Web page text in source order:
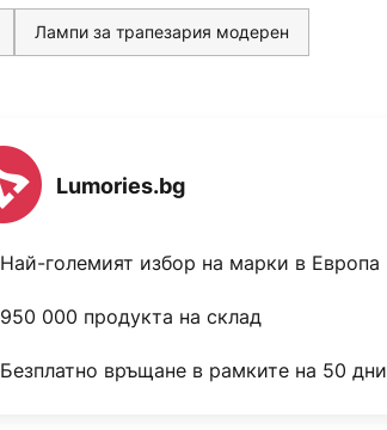
Лампи за трапезария модерен
Lumories.bg
Най-големият избор на марки в Европа
950 000 продукта на склад
Безплатно връщане в рамките на 50 дни